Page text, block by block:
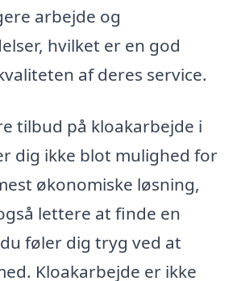
arbejde og
hvilket er en god
af deres service.
tilbud på kloakarbejde i
dig ikke blot mulighed for
økonomiske løsning,
lettere at finde en
føler dig tryg ved at
Kloakarbejde er ikke